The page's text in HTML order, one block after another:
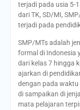
terjadi pada usia 5-
dari TK, SD/MI,
terjadi pada
SMP/MTs adalah
formal di Indonesia
dari kelas 7 hingga
ajarkan di
dengan pada waktu
di sampaikan di
mata pelajaran